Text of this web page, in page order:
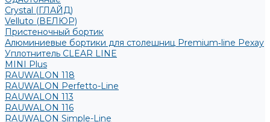
Crystal (ГЛАЙД)
Velluto (ВЕЛЮР)
Пристеночный бортик
Алюминиевые бортики для столешниц Premium‑line Рехау
Уплотнитель CLEAR LINE
MINI Plus
RAUWALON 118
RAUWALON Perfetto-Line
RAUWALON 113
RAUWALON 116
RAUWALON Simple-Line